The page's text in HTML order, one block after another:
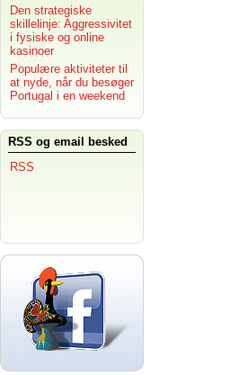
Den strategiske
skillelinje: Aggressivitet
i fysiske og online
kasinoer
Populære aktiviteter til
at nyde, når du besøger
Portugal i en weekend
RSS og email besked
RSS